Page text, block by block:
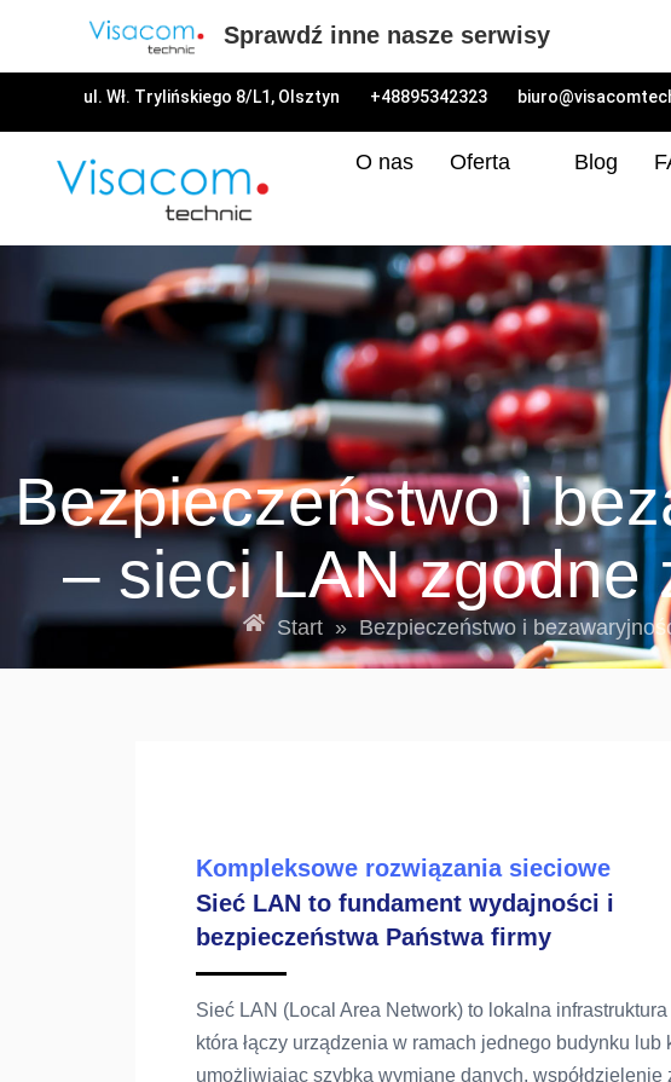
ul. Wł. Trylińskiego 8/L1, Olsztyn +48895342323
O nas Oferta Blog
Bezpieczeństwo i
– sieci LAN zgodne
Start » Bezpieczeństwo i
Kompleksowe rozwiązania sieciowe
Sieć LAN to fundament wydajności i
bezpieczeństwa Państwa firmy
Sieć LAN (Local Area Network) to lokalna
która łączy urządzenia w ramach jednego budynku lub
umożliwiając szybką wymianę danych, współdzielenie
Sprawdź inne nasze serwisy